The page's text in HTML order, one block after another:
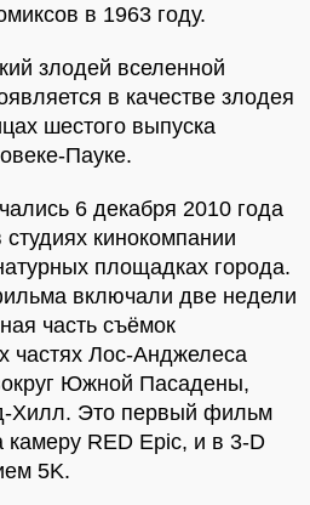
в 1963 году.
злодей вселенной
в качестве злодея
шестого выпуска
Пауке.
6 декабря 2010 года
кинокомпании
площадках города.
включали две недели
часть съёмок
частях Лос-Анджелеса
Южной Пасадены,
Хилл. Это первый фильм
камеру RED Epic, и в 3-D
5K.